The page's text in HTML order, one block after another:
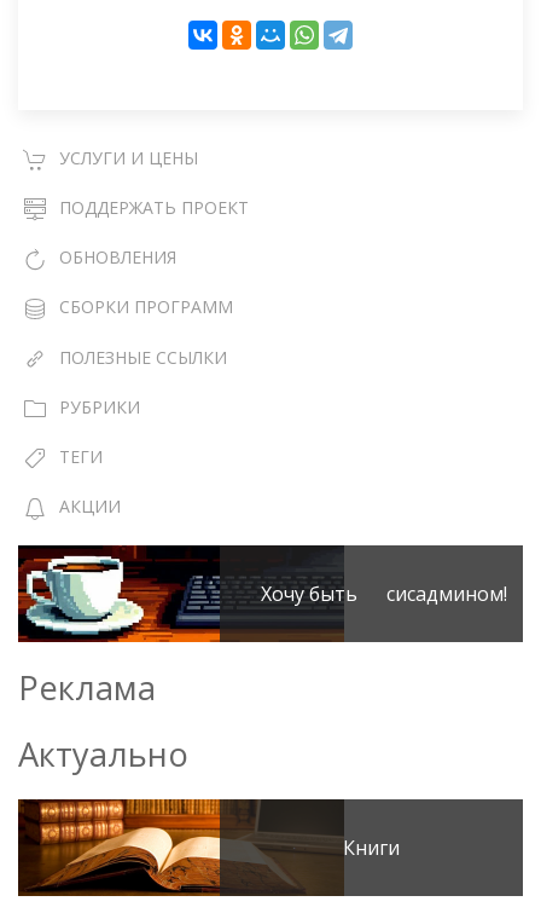
УСЛУГИ И ЦЕНЫ
ПОДДЕРЖАТЬ ПРОЕКТ
ОБНОВЛЕНИЯ
СБОРКИ ПРОГРАММ
ПОЛЕЗНЫЕ ССЫЛКИ
РУБРИКИ
ТЕГИ
АКЦИИ
Хочу быть сисадмином!
Реклама
Актуально
Книги